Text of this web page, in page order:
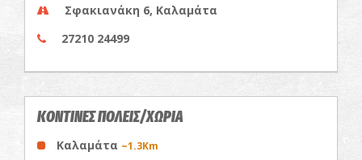
Σφακιανάκη 6, Καλαμάτα
27210 24499
ΚΟΝΤΙΝΕΣ ΠΟΛΕΙΣ/ΧΩΡΙΑ
Καλαμάτα ~1.3Km